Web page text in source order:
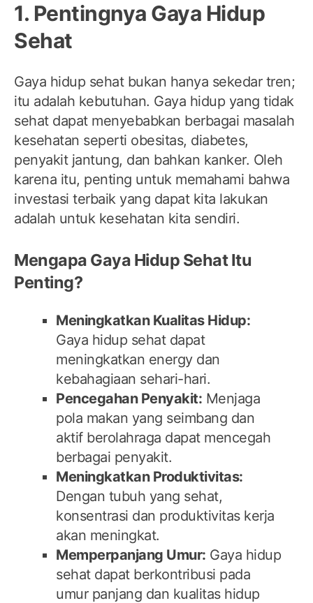
1. Pentingnya Gaya Hidup
Sehat
Gaya hidup sehat bukan hanya sekedar tren;
itu adalah kebutuhan. Gaya hidup yang tidak
sehat dapat menyebabkan berbagai masalah
kesehatan seperti obesitas, diabetes,
penyakit jantung, dan bahkan kanker. Oleh
karena itu, penting untuk memahami bahwa
investasi terbaik yang dapat kita lakukan
adalah untuk kesehatan kita sendiri.
Mengapa Gaya Hidup Sehat Itu
Penting?
Meningkatkan Kualitas Hidup:
Gaya hidup sehat dapat
meningkatkan energy dan
kebahagiaan sehari-hari.
Pencegahan Penyakit: Menjaga
pola makan yang seimbang dan
aktif berolahraga dapat mencegah
berbagai penyakit.
Meningkatkan Produktivitas:
Dengan tubuh yang sehat,
konsentrasi dan produktivitas kerja
akan meningkat.
Memperpanjang Umur: Gaya hidup
sehat dapat berkontribusi pada
umur panjang dan kualitas hidup